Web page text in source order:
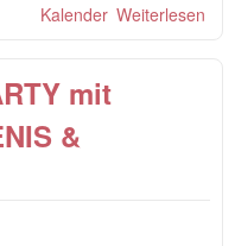
Weiterlesen
Kalender
mit
&